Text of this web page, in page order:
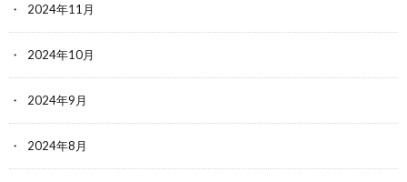
2024年11月
2024年10月
2024年9月
2024年8月